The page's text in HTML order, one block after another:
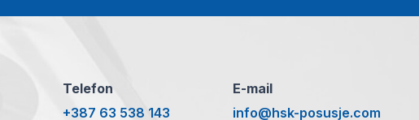
Telefon
+387 63 538 143
E-mail
info@hsk-posusje.com